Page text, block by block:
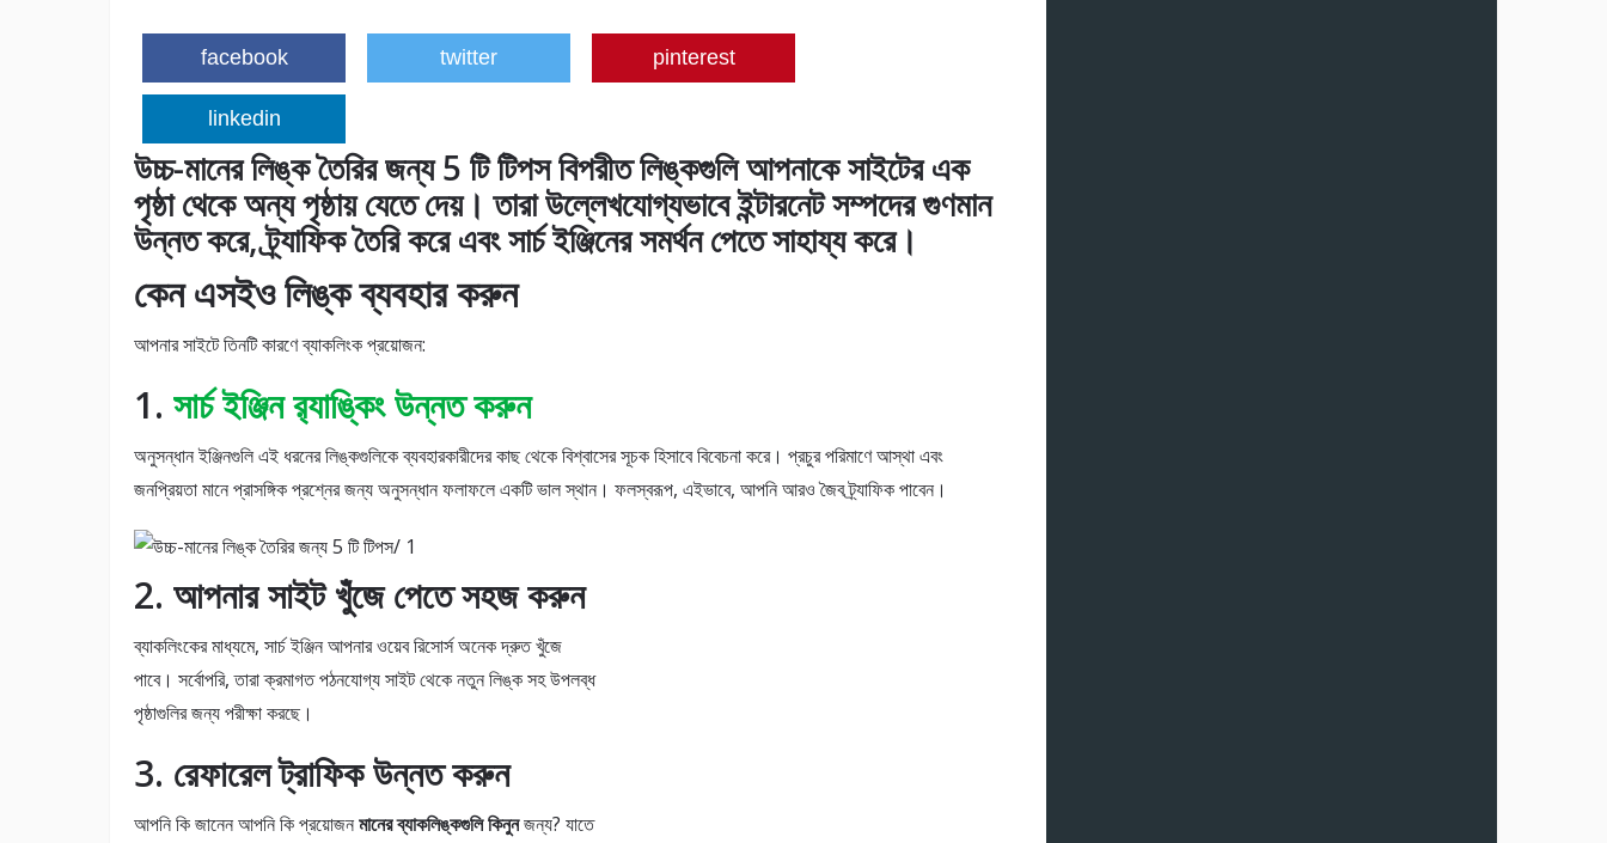
facebook twitter pinterest
linkedin
উচ্চ-মানের লিঙ্ক তৈরির জন্য 5 টি টিপস বিপরীত লিঙ্কগুলি আপনাকে সাইটের এক
পৃষ্ঠা থেকে অন্য পৃষ্ঠায় যেতে দেয়। তারা উল্লেখযোগ্যভাবে ইন্টারনেট সম্পদের গুণমান
উন্নত করে, ট্র্যাফিক তৈরি করে এবং সার্চ ইঞ্জিনের সমর্থন পেতে সাহায্য করে।
কেন এসইও লিঙ্ক ব্যবহার করুন
আপনার সাইটে তিনটি কারণে ব্যাকলিংক প্রয়োজন:
1. সার্চ ইঞ্জিন র‌্যাঙ্কিং উন্নত করুন
অনুসন্ধান ইঞ্জিনগুলি এই ধরনের লিঙ্কগুলিকে ব্যবহারকারীদের কাছ থেকে বিশ্বাসের সূচক হিসাবে বিবেচনা করে। প্রচুর পরিমাণে আস্থা এবং
জনপ্রিয়তা মানে প্রাসঙ্গিক প্রশ্নের জন্য অনুসন্ধান ফলাফলে একটি ভাল স্থান। ফলস্বরূপ, এইভাবে, আপনি আরও জৈব ট্র্যাফিক পাবেন।
2. আপনার সাইট খুঁজে পেতে সহজ করুন
ব্যাকলিংকের মাধ্যমে, সার্চ ইঞ্জিন আপনার ওয়েব রিসোর্স অনেক দ্রুত খুঁজে
পাবে। সর্বোপরি, তারা ক্রমাগত পঠনযোগ্য সাইট থেকে নতুন লিঙ্ক সহ উপলব্ধ
পৃষ্ঠাগুলির জন্য পরীক্ষা করছে।
3. রেফারেল ট্রাফিক উন্নত করুন
আপনি কি জানেন আপনি কি প্রয়োজনমানের ব্যাকলিঙ্কগুলি কিনুনজন্য? যাতে